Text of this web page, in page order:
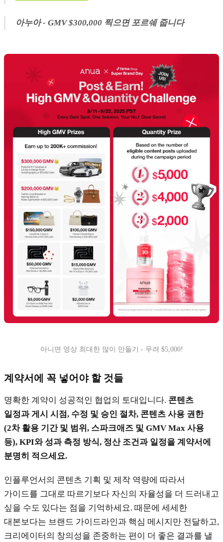
아누아 - GMV $300,000 찍으면 포르쉐 줍니다
아니면 영상 최대한 많이 만들기 - 무려 $5,000!
계약서에 꼭 넣어야 할 것들
명확한 계약이 성공적인 협업의 토대입니다. 콘텐츠
일정과 게시 시점, 수정 및 승인 절차, 콘텐츠 사용 권한
(2차 활용 기간 및 범위, 스파크애즈 및 GMV Max 사용
등), KPI와 성과 측정 방식, 정산 조건과 일정을 계약서에
분명히 적으세요.
인플루언서의 콘텐츠 기획 및 제작 역량에 따라서
가이드를 그대로 따르기보다 자신의 자율성을 더 드러내고
싶을 수도 있다는 점을 기억하세요. 때문에 세세한
대본보다는 브랜드 가이드라인과 핵심 메시지만 전달하고,
크리에이터의 창의성을 존중하는 편이 더 좋은 결과를 낼